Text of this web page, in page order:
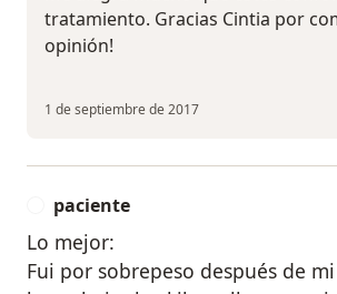
tratamiento. Gracias Cintia por
opinión!
1 de septiembre de 2017
paciente
Lo mejor:
Fui por sobrepeso después de